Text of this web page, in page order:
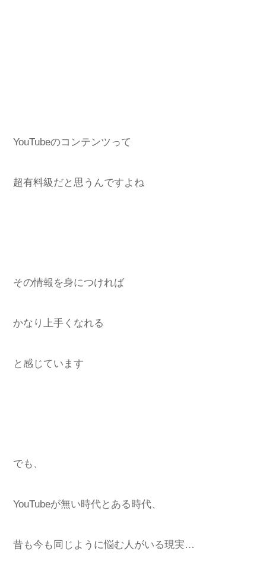
YouTubeのコンテンツって
超有料級だと思うんですよね
その情報を身につければ
かなり上手くなれる
と感じています
でも、
YouTubeが無い時代とある時代、
昔も今も同じように悩む人がいる現実…